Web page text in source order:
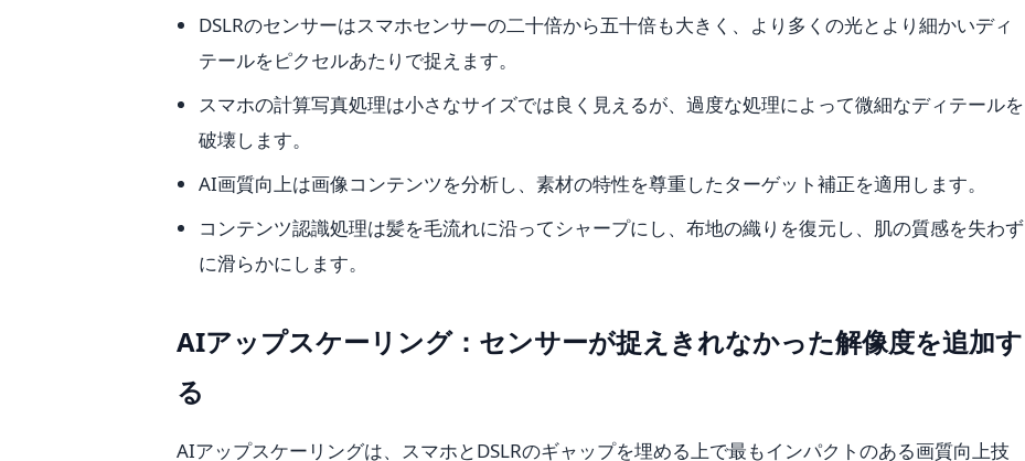
DSLRのセンサーはスマホセンサーの二十倍から五十倍も大きく、より多くの光とより細かいディ
テールをピクセルあたりで捉えます。
スマホの計算写真処理は小さなサイズでは良く見えるが、過度な処理によって微細なディテールを
破壊します。
AI画質向上は画像コンテンツを分析し、素材の特性を尊重したターゲット補正を適用します。
コンテンツ認識処理は髪を毛流れに沿ってシャープにし、布地の織りを復元し、肌の質感を失わず
に滑らかにします。
AIアップスケーリング：センサーが捉えきれなかった解像度を追加す
る
AIアップスケーリングは、スマホとDSLRのギャップを埋める上で最もインパクトのある画質向上技